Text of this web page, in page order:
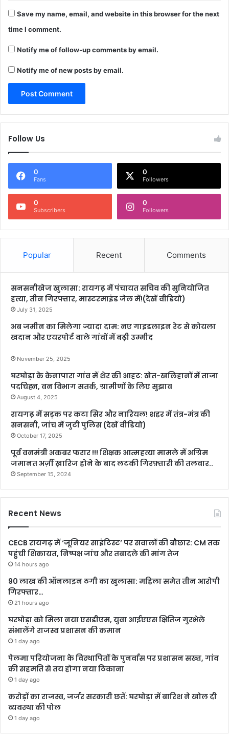
Save my name, email, and website in this browser for the next
time I comment.
Notify me of follow-up comments by email.
Notify me of new posts by email.
Follow Us
0
Fans
0
Followers
0
Subscribers
0
Followers
Popular Recent Comments
सनसनीखेज खुलासा: रायगढ़ में पंचायत सचिव की सुनियोजित
हत्या, तीन गिरफ्तार, मास्टरमाइंड जेल में!(देखें वीडियो)
July 31, 2025
अब जमीन का मिलेगा ज्यादा दाम: नए गाइडलाइन रेट से कोयला
खदान और एयरपोर्ट वाले गांवों में बढ़ी उम्मीद
November 25, 2025
घरघोड़ा के केनापारा गांव में शेर की आहट: खेत-खलिहानों में ताजा
पदचिह्न, वन विभाग सतर्क, ग्रामीणों के लिए सुझाव
August 4, 2025
रायगढ़ में सड़क पर कटा सिर और नारियल! शहर में तंत्र-मंत्र की
सनसनी, जांच में जुटी पुलिस (देखें वीडियो)
October 17, 2025
पूर्व वनमंत्री अकबर फरार !!! शिक्षक आत्महत्या मामले में अग्रिम
जमानत अर्ज़ी ख़ारिज होने के बाद लटकी गिरफ़्तारी की तलवार..
September 15, 2024
Recent News
CECB रायगढ़ में ‘जूनियर साइंटिस्ट’ पर सवालों की बौछार: CM तक
पहुंची शिकायत, निष्पक्ष जांच और तबादले की मांग तेज
14 hours ago
90 लाख की ऑनलाइन ठगी का खुलासा: महिला समेत तीन आरोपी
गिरफ्तार…
21 hours ago
घरघोड़ा को मिला नया एसडीएम, युवा आईएएस क्षितिज गुरभेले
संभालेंगे राजस्व प्रशासन की कमान
1 day ago
पेलमा परियोजना के विस्थापितों के पुनर्वास पर प्रशासन सख्त, गांव
की सहमति से तय होगा नया ठिकाना
1 day ago
करोड़ों का राजस्व, जर्जर सरकारी छतें: घरघोड़ा में बारिश ने खोल दी
व्यवस्था की पोल
1 day ago